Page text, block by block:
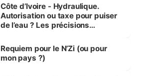
Côte d’Ivoire - Hydraulique.
Autorisation ou taxe pour puiser
de l’eau ? Les précisions
Requiem pour le N’Zi (ou pour
mon pays ?)